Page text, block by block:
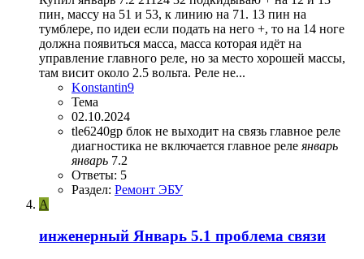
пин, массу на 51 и 53, к линию на 71. 13 пин на
тумблере, по идеи если подать на него +, то на 14 ноге
должна появиться масса, масса которая идёт на
управление главного реле, но за место хорошей массы,
там висит около 2.5 вольта. Реле не...
Konstantin9
Тема
02.10.2024
tle6240gp блок не выходит на связь главное реле
диагностика не включается главное реле январь
январь 7.2
Ответы: 5
Раздел: Ремонт ЭБУ
A
инженерный Январь 5.1 проблема связи